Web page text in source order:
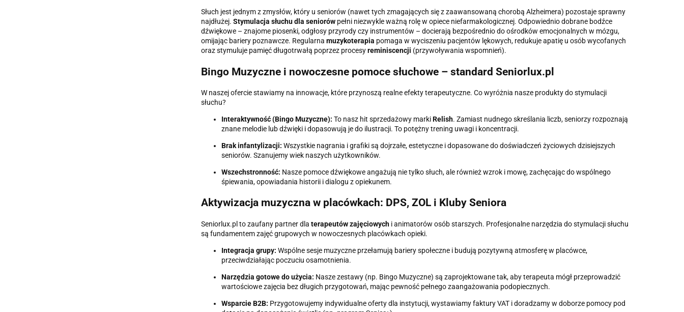
Słuch jest jednym z zmysłów, który u seniorów (nawet tych zmagających się z zaawansowaną chorobą Alzheimera) pozostaje sprawny
najdłużej. Stymulacja słuchu dla seniorów pełni niezwykle ważną rolę w opiece niefarmakologicznej. Odpowiednio dobrane bodźce
dźwiękowe – znajome piosenki, odgłosy przyrody czy instrumentów – docierają bezpośrednio do ośrodków emocjonalnych w mózgu,
omijając bariery poznawcze. Regularna muzykoterapia pomaga w wyciszeniu pacjentów lękowych, redukuje apatię u osób wycofanych
oraz stymuluje pamięć długotrwałą poprzez procesy reminiscencji (przywoływania wspomnień).
Bingo Muzyczne i nowoczesne pomoce słuchowe – standard Seniorlux.pl
W naszej ofercie stawiamy na innowacje, które przynoszą realne efekty terapeutyczne. Co wyróżnia nasze produkty do stymulacji
słuchu?
Interaktywność (Bingo Muzyczne): To nasz hit sprzedażowy marki Relish. Zamiast nudnego skreślania liczb, seniorzy rozpoznają
znane melodie lub dźwięki i dopasowują je do ilustracji. To potężny trening uwagi i koncentracji.
Brak infantylizacji: Wszystkie nagrania i grafiki są dojrzałe, estetyczne i dopasowane do doświadczeń życiowych dzisiejszych
seniorów. Szanujemy wiek naszych użytkowników.
Wszechstronność: Nasze pomoce dźwiękowe angażują nie tylko słuch, ale również wzrok i mowę, zachęcając do wspólnego
śpiewania, opowiadania historii i dialogu z opiekunem.
Aktywizacja muzyczna w placówkach: DPS, ZOL i Kluby Seniora
Seniorlux.pl to zaufany partner dla terapeutów zajęciowych i animatorów osób starszych. Profesjonalne narzędzia do stymulacji słuchu
są fundamentem zajęć grupowych w nowoczesnych placówkach opieki.
Integracja grupy: Wspólne sesje muzyczne przełamują bariery społeczne i budują pozytywną atmosferę w placówce,
przeciwdziałając poczuciu osamotnienia.
Narzędzia gotowe do użycia: Nasze zestawy (np. Bingo Muzyczne) są zaprojektowane tak, aby terapeuta mógł przeprowadzić
wartościowe zajęcia bez długich przygotowań, mając pewność pełnego zaangażowania podopiecznych.
Wsparcie B2B: Przygotowujemy indywidualne oferty dla instytucji, wystawiamy faktury VAT i doradzamy w doborze pomocy pod